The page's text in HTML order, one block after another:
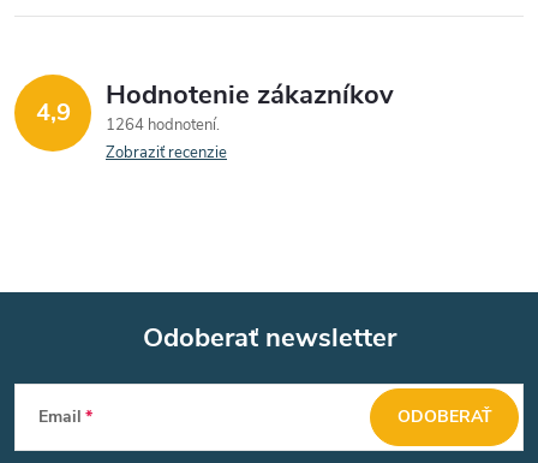
4,9 Hodnotenie zákazníkov
1264 hodnotení
Zobraziť recenzie
Z
Odoberať newsletter
Email ODOBERAŤ